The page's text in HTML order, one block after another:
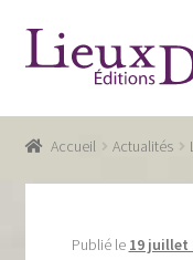
Aller
à
navigation
Aller
au
Accueil
Accueil Actualités
Publié le 19 juillet